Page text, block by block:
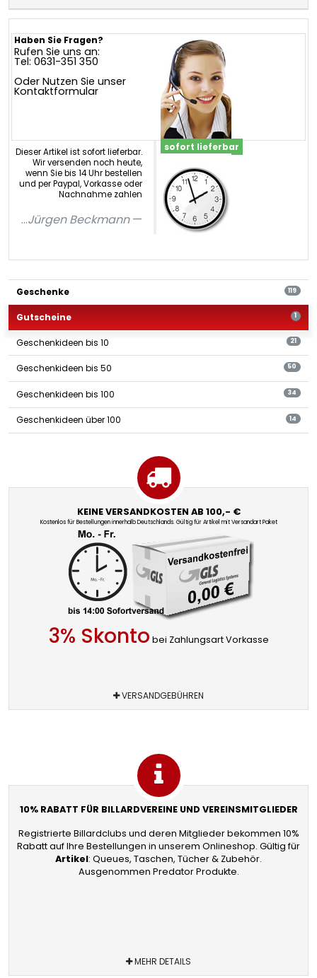
Haben Sie Fragen?
Rufen Sie uns an:
Tel: 0631-351 350
Oder Nutzen Sie unser
Kontaktformular
Dieser Artikel ist sofort lieferbar.
Wir versenden noch heute,
wenn Sie bis 14 Uhr bestellen
und per Paypal, Vorkasse oder
Nachnahme zahlen
...Jürgen Beckmann
sofort lieferbar
Geschenke 119
Gutscheine 1
Geschenkideen bis 10 21
Geschenkideen bis 50 50
Geschenkideen bis 100 34
Geschenkideen über 100 14
KEINE VERSANDKOSTEN AB 100,- €
Kostenlos für Bestellungen innerhalb Deutschlands. Gültig für Artikel mit Versandart Paket
3% Skonto bei Zahlungsart Vorkasse
VERSANDGEBÜHREN
10% RABATT FÜR BILLARDVEREINE UND VEREINSMITGLIEDER
Registrierte Billardclubs und deren Mitglieder bekommen 10%
Rabatt auf Ihre Bestellungen in unserem Onlineshop. Gültig für
Artikel: Queues, Taschen, Tücher & Zubehör.
Ausgenommen Predator Produkte.
MEHR DETAILS